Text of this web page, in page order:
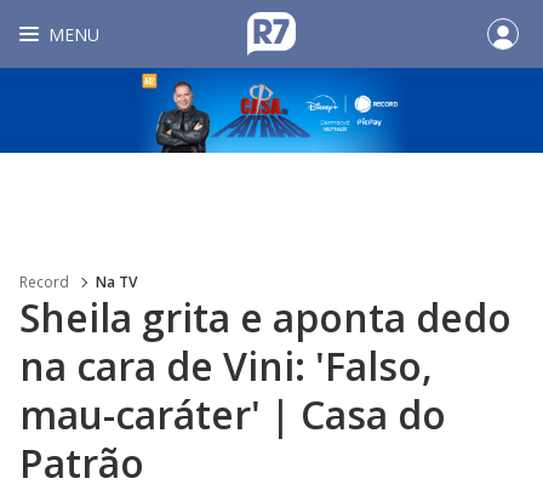
MENU
Record Na TV
Sheila grita e aponta dedo
na cara de Vini: 'Falso,
mau-caráter' | Casa do
Patrão